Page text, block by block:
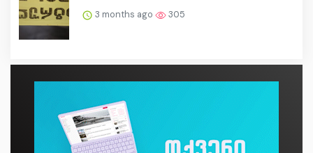
3 months ago 305